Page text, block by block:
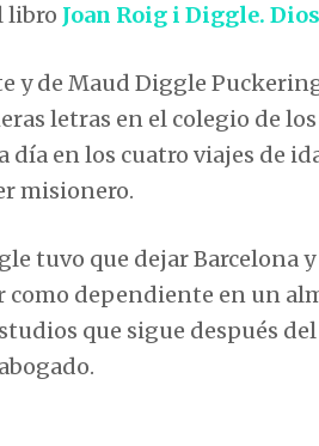
libro Joan Roig i Diggle.
y de Maud Diggle
letras en el colegio de
día en los cuatro viajes de
misionero.
tuvo que dejar Barcelona
como dependiente en un
que sigue después